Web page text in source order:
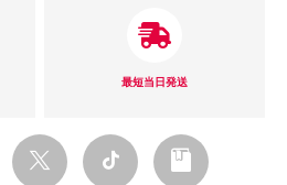
最短当日発送